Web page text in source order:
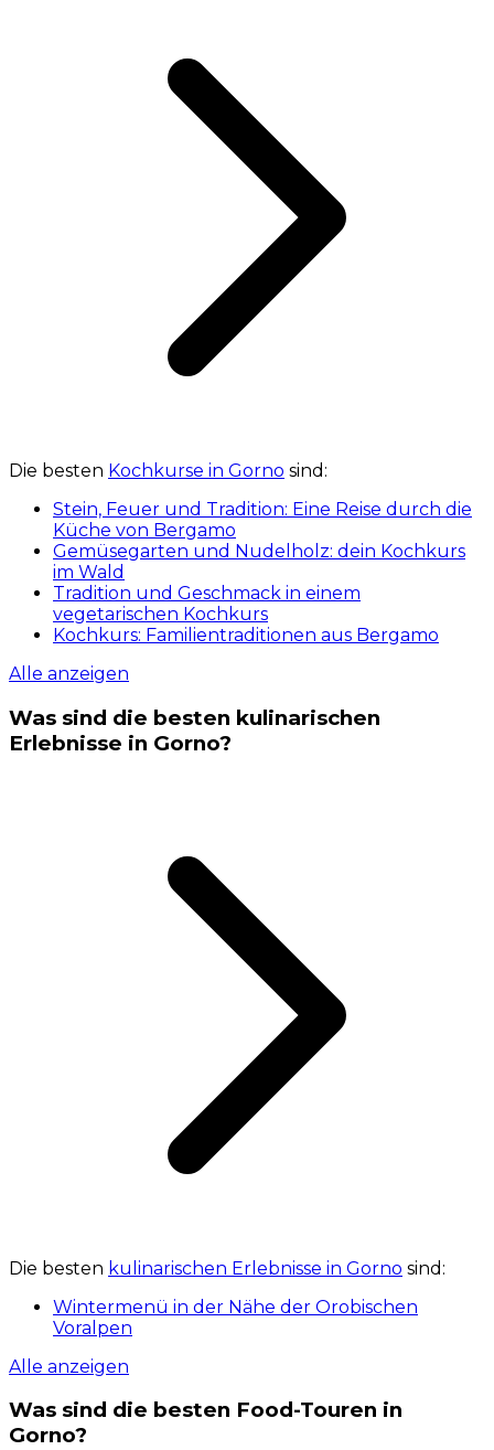
Die besten Kochkurse in Gorno sind:
Stein, Feuer und Tradition: Eine Reise durch die
Küche von Bergamo
Gemüsegarten und Nudelholz: dein Kochkurs
im Wald
Tradition und Geschmack in einem
vegetarischen Kochkurs
Kochkurs: Familientraditionen aus Bergamo
Alle anzeigen
Was sind die besten kulinarischen
Erlebnisse in Gorno?
Die besten kulinarischen Erlebnisse in Gorno sind:
Wintermenü in der Nähe der Orobischen
Voralpen
Alle anzeigen
Was sind die besten Food-Touren in
Gorno?